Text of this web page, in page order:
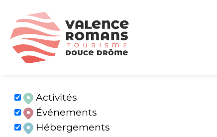
Activités
Événements
Hébergements